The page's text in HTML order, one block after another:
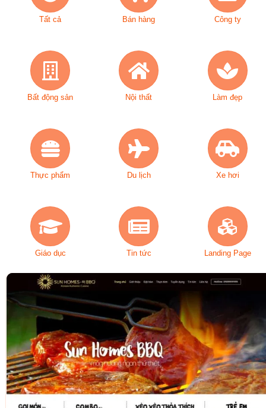
Tất cả Bán hàng Công ty
Bất động sản Nội thất Làm đẹp
Thực phẩm Du lịch Xe hơi
Giáo dục Tin tức Landing Page